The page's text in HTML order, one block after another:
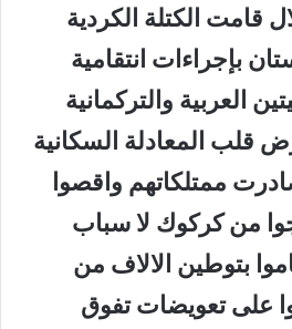
قامت الكتلة الكردية
بإجراءات انتقامية
العربية والتركمانية
قلب المعادلة السكانية
ممتلكاتهم واقصوا
من كركوك لا سباب
بتوطين الالاف من
على تعويضات تفوق